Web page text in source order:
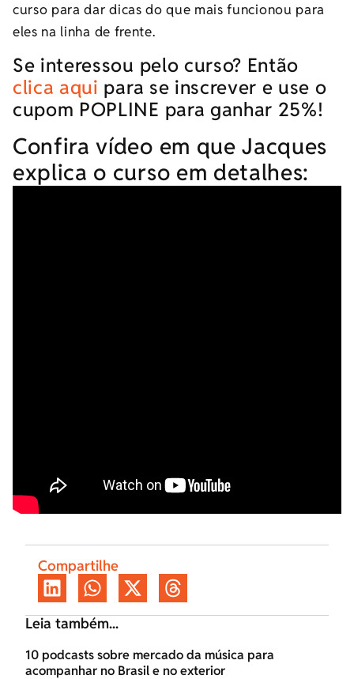
curso para dar dicas do que mais funcionou para
eles na linha de frente.
Se interessou pelo curso? Então
clica aqui para se inscrever e use o
cupom POPLINE para ganhar 25%!
Confira vídeo em que Jacques
explica o curso em detalhes:
Compartilhe
Leia também...
10 podcasts sobre mercado da música para
acompanhar no Brasil e no exterior